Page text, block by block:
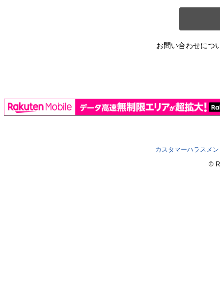
お問い合わせにつ
カスタマーハラスメ
©